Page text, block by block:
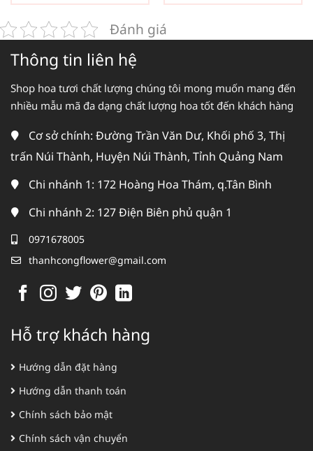
Đánh giá
Thông tin liên hệ
Shop hoa tươi chất lượng chúng tôi mong muốn mang đến
nhiều mẫu mã đa dạng chất lượng hoa tốt đến khách hàng
Cơ sở chính: Đường Trần Văn Dư, Khối phố 3, Thị
trấn Núi Thành, Huyện Núi Thành, Tỉnh Quảng Nam
Chi nhánh 1: 172 Hoàng Hoa Thám, q.Tân Bình
Chi nhánh 2: 127 Điện Biên phủ quận 1
0971678005
thanhcongflower@gmail.com
Hỗ trợ khách hàng
Hướng dẫn đặt hàng
Hướng dẫn thanh toán
Chính sách bảo mật
Chính sách vận chuyển